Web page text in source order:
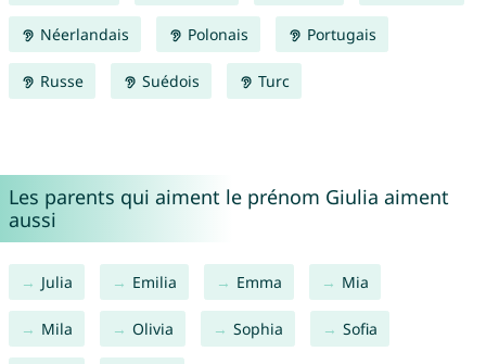
Néerlandais Polonais Portugais
Russe Suédois Turc
Les parents qui aiment le prénom Giulia aiment
aussi
Julia Emilia Emma Mia
Mila Olivia Sophia Sofia